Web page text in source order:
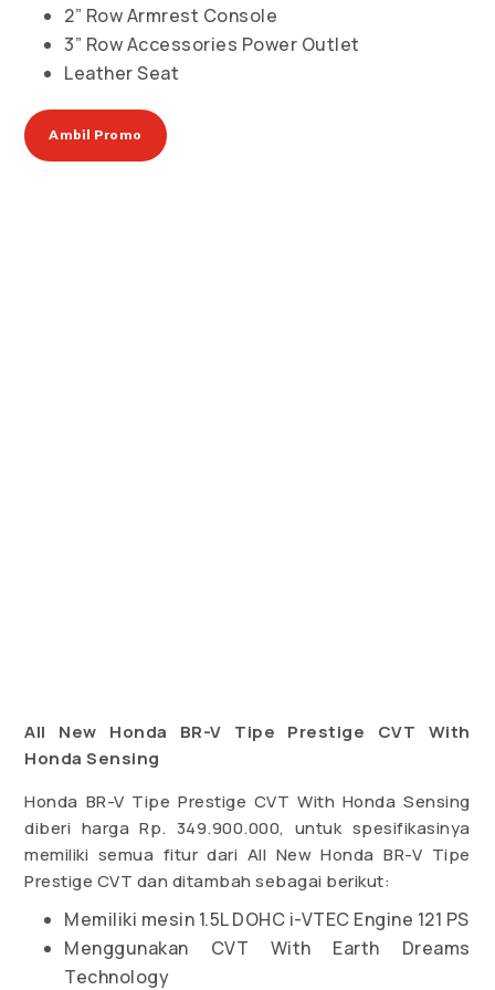
2” Row Armrest Console
3” Row Accessories Power Outlet
Leather Seat
Ambil Promo
All New Honda BR-V Tipe Prestige CVT With
Honda Sensing
Honda BR-V Tipe Prestige CVT With Honda Sensing
diberi harga Rp. 349.900.000, untuk spesifikasinya
memiliki semua fitur dari All New Honda BR-V Tipe
Prestige CVT dan ditambah sebagai berikut:
Memiliki mesin 1.5L DOHC i-VTEC Engine 121 PS
Menggunakan CVT With Earth Dreams
Technology